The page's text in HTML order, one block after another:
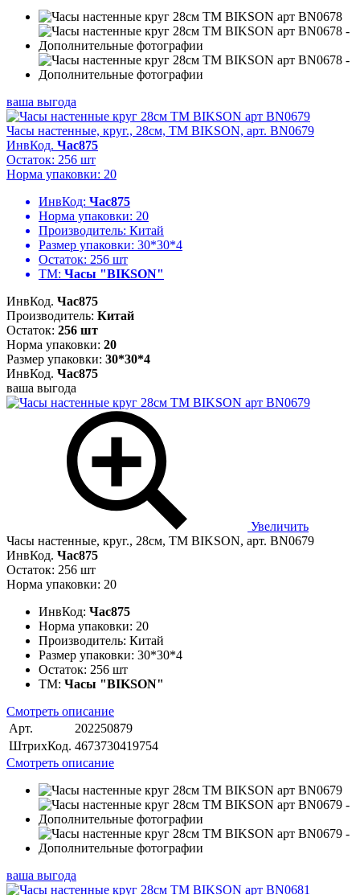
ваша выгода
Часы настенные, круг., 28см, ТМ BIKSON, арт. BN0679
ИнвКод. Час875
Остаток: 256 шт
Норма упаковки: 20
ИнвКод: Час875
Норма упаковки: 20
Производитель: Китай
Размер упаковки: 30*30*4
Остаток: 256 шт
ТМ: Часы "BIKSON"
ИнвКод. Час875
Производитель: Китай
Остаток: 256 шт
Норма упаковки: 20
Размер упаковки: 30*30*4
ИнвКод. Час875
ваша выгода
Увеличить
Часы настенные, круг., 28см, ТМ BIKSON, арт. BN0679
ИнвКод. Час875
Остаток: 256 шт
Норма упаковки: 20
ИнвКод: Час875
Норма упаковки: 20
Производитель: Китай
Размер упаковки: 30*30*4
Остаток: 256 шт
ТМ: Часы "BIKSON"
Смотреть описание
Арт.
202250879
ШтрихКод. 4673730419754
Смотреть описание
ваша выгода